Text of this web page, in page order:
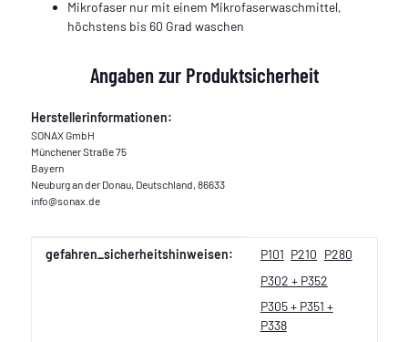
Mikrofaser nur mit einem Mikrofaserwaschmittel,
höchstens bis 60 Grad waschen
Angaben zur Produktsicherheit
Herstellerinformationen:
SONAX GmbH
Münchener Straße 75
Bayern
Neuburg an der Donau, Deutschland, 86633
info@sonax.de
Produkteigenschaft
Wert
gefahren_sicherheitshinweisen: P101 P210 P280
P302 + P352
P305 + P351 +
P338